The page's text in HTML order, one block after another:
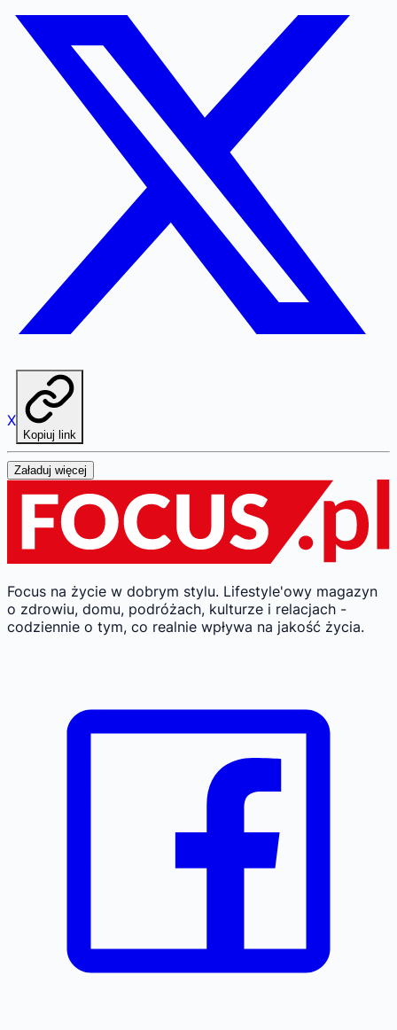
X
Kopiuj link
Załaduj więcej
Focus na życie w dobrym stylu. Lifestyle'owy magazyn
o zdrowiu, domu, podróżach, kulturze i relacjach -
codziennie o tym, co realnie wpływa na jakość życia.